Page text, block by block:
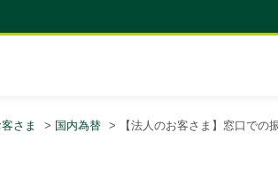
さま > 国内為替 > 【法人のお客さま】窓口での